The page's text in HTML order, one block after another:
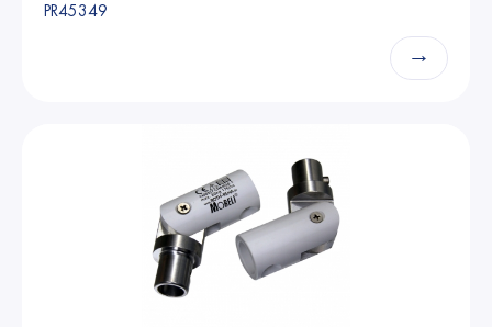
PR45349
→